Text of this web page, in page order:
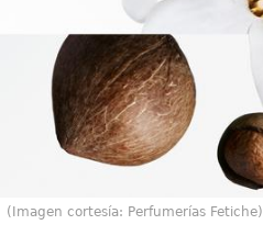
(Imagen cortesía: Perfumerías Fetiche)